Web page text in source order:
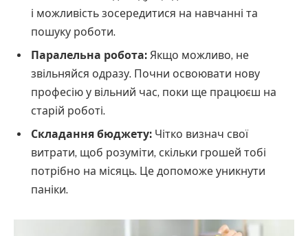
і можливість зосередитися на навчанні та
пошуку роботи.
Паралельна робота: Якщо можливо, не
звільняйся одразу. Почни освоювати нову
професію у вільний час, поки ще працюєш на
старій роботі.
Складання бюджету: Чітко визнач свої
витрати, щоб розуміти, скільки грошей тобі
потрібно на місяць. Це допоможе уникнути
паніки.